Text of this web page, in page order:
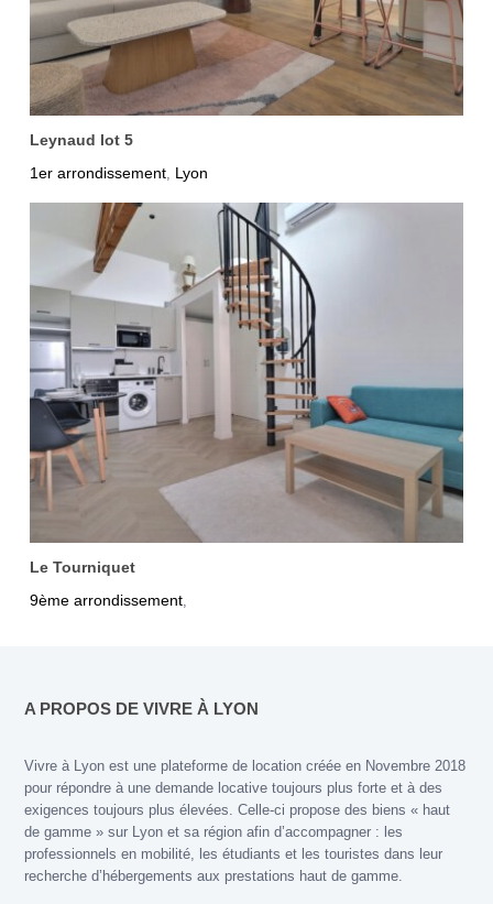
Leynaud lot 5
1er arrondissement Lyon
Le Tourniquet
9ème arrondissement,
A PROPOS DE VIVRE À LYON
Vivre à Lyon est une plateforme de location créée en Novembre 2018
pour répondre à une demande locative toujours plus forte et à des
exigences toujours plus élevées. Celle-ci propose des biens « haut
de gamme » sur Lyon et sa région afin d’accompagner : les
professionnels en mobilité, les étudiants et les touristes dans leur
recherche d’hébergements aux prestations haut de gamme.